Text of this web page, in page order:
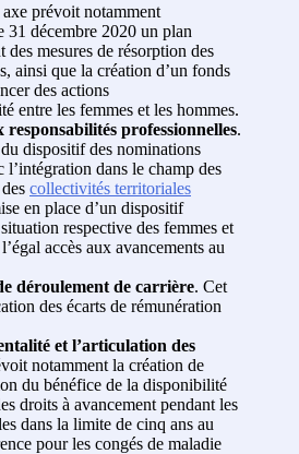
axe prévoit notamment
31 décembre 2020 un plan
mesures de résorption des
ainsi que la création d’un fonds
des actions
entre les femmes et les hommes.
responsabilités professionnelles.
dispositif des nominations
l’intégration dans le champ des
collectivités territoriales
en place d’un dispositif
respective des femmes et
accès aux avancements au
déroulement de carrière. Cet
des écarts de rémunération
et l’articulation des
notamment la création de
du bénéfice de la disponibilité
droits à avancement pendant les
dans la limite de cinq ans au
pour les congés de maladie